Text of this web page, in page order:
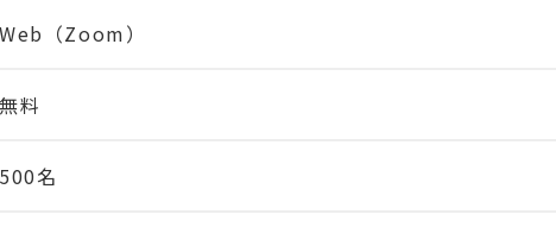
Web（Zoom）
無料
500名